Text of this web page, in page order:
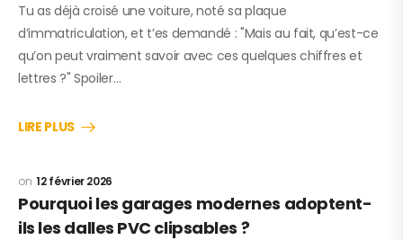
Tu as déjà croisé une voiture, noté sa plaque
d’immatriculation, et t’es demandé : "Mais au fait, qu’est-ce
qu’on peut vraiment savoir avec ces quelques chiffres et
lettres ?" Spoiler…
LIRE PLUS
12 février 2026
Pourquoi les garages modernes adoptent-
ils les dalles PVC clipsables ?